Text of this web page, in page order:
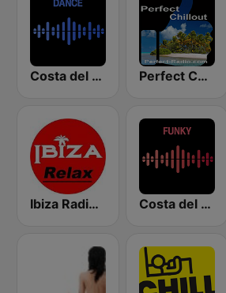
Costa del Mar Dance Perfect Chillout
Ibiza Radios - Relax Costa del Mar Funky